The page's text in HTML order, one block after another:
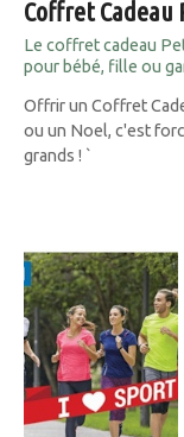
Coffret Cadeau
Le coffret cadeau
pour bébé, fille ou
Offrir un Coffret
ou un Noel, c'est
grands ! `